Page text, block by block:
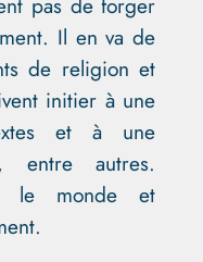
Il en va de
de religion et
initier à une
et à une
entre autres.
le monde et